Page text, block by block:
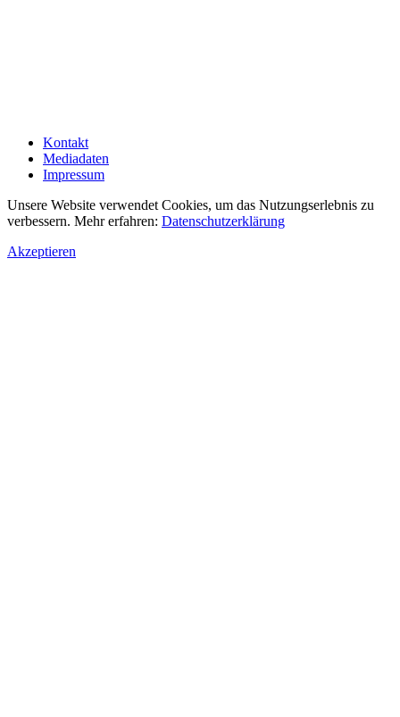
Kontakt
Mediadaten
Impressum
Unsere Website verwendet Cookies, um das Nutzungserlebnis zu
verbessern. Mehr erfahren: Datenschutzerklärung
Akzeptieren